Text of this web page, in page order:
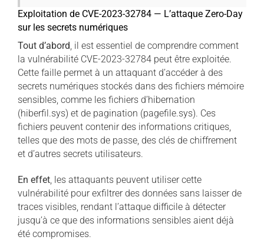
Exploitation de CVE-2023-32784 — L’attaque Zero-Day
sur les secrets numériques
Tout d’abord, il est essentiel de comprendre comment
la vulnérabilité CVE-2023-32784 peut être exploitée.
Cette faille permet à un attaquant d’accéder à des
secrets numériques stockés dans des fichiers mémoire
sensibles, comme les fichiers d’hibernation
(hiberfil.sys) et de pagination (pagefile.sys). Ces
fichiers peuvent contenir des informations critiques,
telles que des mots de passe, des clés de chiffrement
et d’autres secrets utilisateurs.
En effet , les attaquants peuvent utiliser cette
vulnérabilité pour exfiltrer des données sans laisser de
traces visibles, rendant l’attaque difficile à détecter
jusqu’à ce que des informations sensibles aient déjà
été compromises.